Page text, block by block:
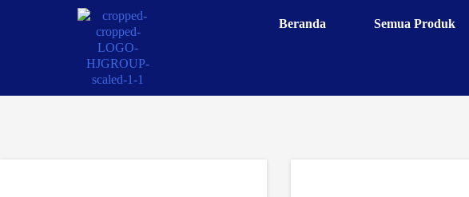
Beranda Semua Produk